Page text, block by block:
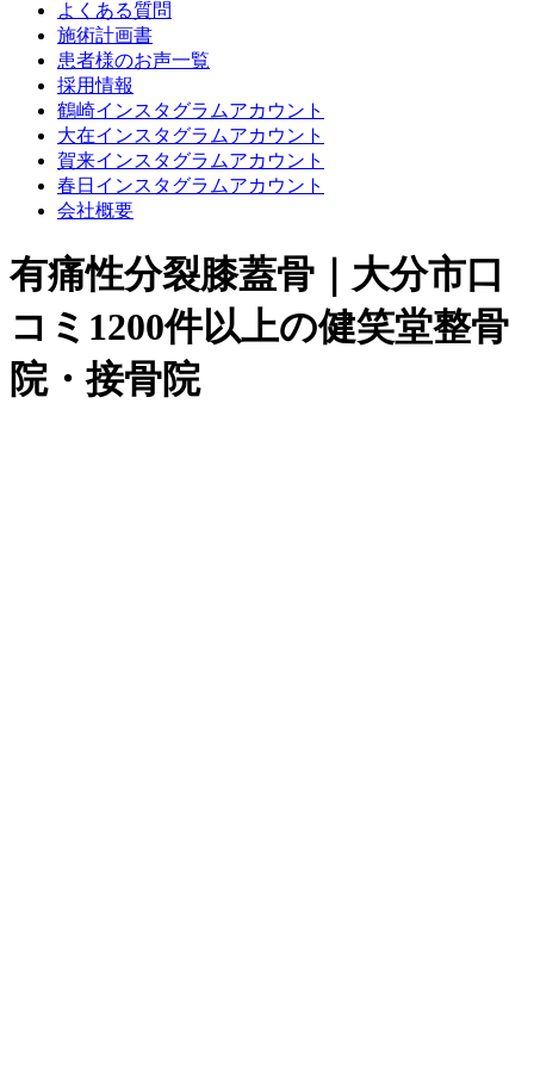
よくある質問
施術計画書
患者様のお声一覧
採用情報
鶴崎インスタグラムアカウント
大在インスタグラムアカウント
賀来インスタグラムアカウント
春日インスタグラムアカウント
会社概要
有痛性分裂膝蓋骨｜大分市口
コミ1200件以上の健笑堂整骨
院・接骨院